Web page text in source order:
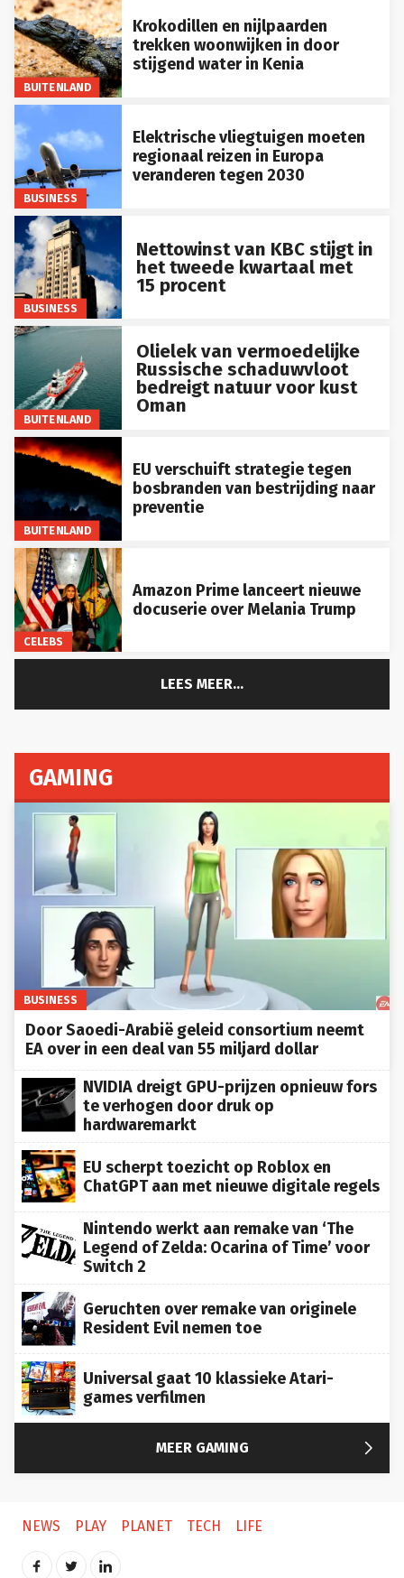
BUITENLAND
Krokodillen en nijlpaarden
trekken woonwijken in door
stijgend water in Kenia
BUSINESS
Elektrische vliegtuigen moeten
regionaal reizen in Europa
veranderen tegen 2030
BUSINESS
Nettowinst van KBC stijgt in
het tweede kwartaal met
15 procent
BUITENLAND
Olielek van vermoedelijke
Russische schaduwvloot
bedreigt natuur voor kust
Oman
BUITENLAND
EU verschuift strategie tegen
bosbranden van bestrijding naar
preventie
CELEBS
Amazon Prime lanceert nieuwe
docuserie over Melania Trump
LEES MEER...
GAMING
BUSINESS
Door Saoedi-Arabië geleid consortium neemt
EA over in een deal van 55 miljard dollar
NVIDIA dreigt GPU-prijzen opnieuw fors
te verhogen door druk op
hardwaremarkt
EU scherpt toezicht op Roblox en
ChatGPT aan met nieuwe digitale regels
Nintendo werkt aan remake van ‘The
Legend of Zelda: Ocarina of Time’ voor
Switch 2
Geruchten over remake van originele
Resident Evil nemen toe
Universal gaat 10 klassieke Atari-
games verfilmen
MEER GAMING 
NEWS PLAY PLANET TECH LIFE